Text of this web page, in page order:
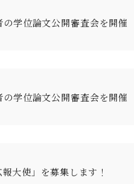
学位論文公開審査会を開催
学位論文公開審査会を開催
大使」を募集します！